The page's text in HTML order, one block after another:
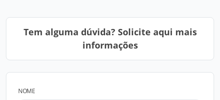
Tem alguma dúvida? Solicite aqui mais
informações
NOME